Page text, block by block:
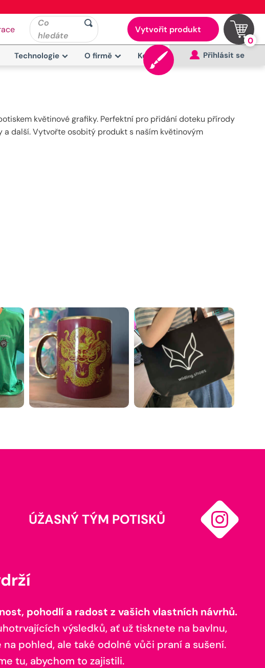
Co
hledáte
Vytvořit produkt
0
Technologie O firmě Kontakt Přihlásit se
květinové grafiky. Perfektní pro přidání doteku přírody
a další. Vytvořte osobitý produkt s naším květinovým
ÚŽASNÝ TÝM POTISKŮ
pohodlí a radost z vašich vlastních návrhů.
výsledků, ať už tisknete na bavlnu,
pohled, ale také odolné vůči praní a sušení.
tu, abychom to zajistili.